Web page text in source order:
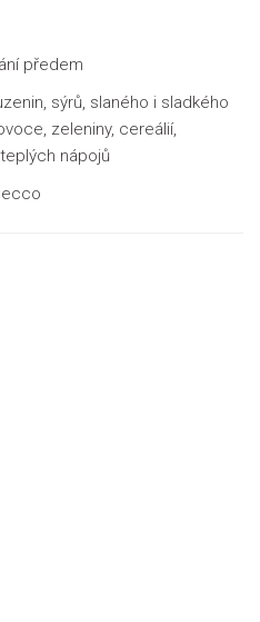
předem
sýrů, slaného i sladkého
zeleniny, cereálií,
nápojů